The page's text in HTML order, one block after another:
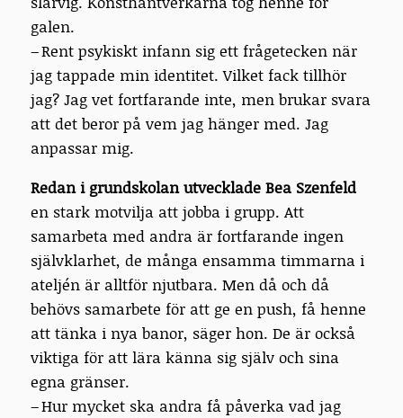
galen.
– Rent psykiskt infann sig ett frågetecken när
jag tappade min identitet. Vilket fack tillhör
jag? Jag vet fortfarande inte, men brukar svara
att det beror på vem jag hänger med. Jag
anpassar mig.
Redan i grundskolan utvecklade Bea Szenfeld
en stark motvilja att jobba i grupp. Att
samarbeta med andra är fortfarande ingen
självklarhet, de många ensamma timmarna i
ateljén är alltför njutbara. Men då och då
behövs samarbete för att ge en push, få henne
att tänka i nya banor, säger hon. De är också
viktiga för att lära känna sig själv och sina
egna gränser.
– Hur mycket ska andra få påverka vad jag